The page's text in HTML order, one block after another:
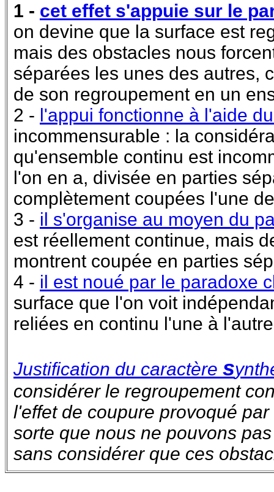
1 - cet effet s'appuie sur le
on devine que la surface est
mais des obstacles nous
séparées les unes des autres,
de son regroupement en un
2 - l'appui fonctionne à l'aide
incommensurable : la
qu'ensemble continu est
l'on en a, divisée en parties
complètement coupées l'une
3 - il s'organise au moyen du
est réellement continue, mais
montrent coupée en parties
4 - il est noué par le paradoxe
surface que l'on voit
reliées en continu l'une à l'autre
Justification du caractère s
considérer le regroupement
l'effet de coupure provoqué
sorte que nous ne pouvons
sans considérer que ces